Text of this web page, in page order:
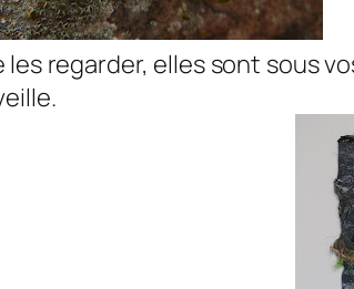
regarder, elles sont sous